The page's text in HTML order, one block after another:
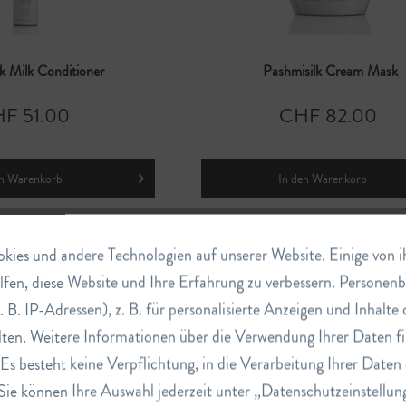
Milk Conditioner
51.00
Warenkorb
Pashmisilk Cream Mask
CHF 82.00
In den Warenkorb
Shampoo Daily Volume Shampoo
und andere Technologien auf unserer Website. Einige von
diese Website und Ihre Erfahrung zu verbessern.
IP-Adressen), z. B. für personalisierte Anzeigen und Inhalte
Weitere Informationen über die Verwendung Ihrer Daten
besteht keine Verpflichtung, in die Verarbeitung Ihrer Daten
können Ihre Auswahl jederzeit unter